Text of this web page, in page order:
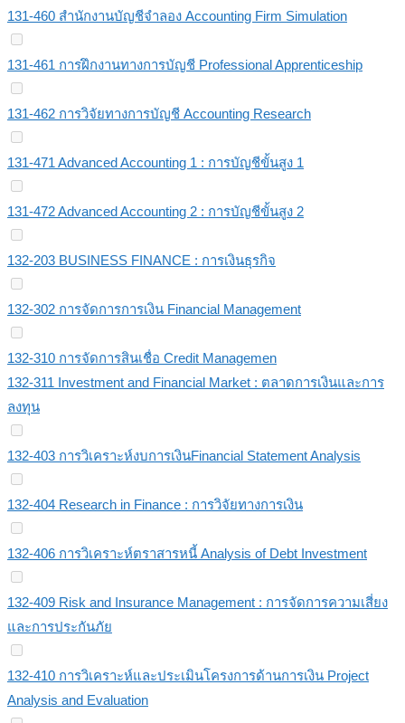
131-460 สำนักงานบัญชีจำลอง Accounting Firm Simulation
131-461 การฝึกงานทางการบัญชี Professional Apprenticeship
131-462 การวิจัยทางการบัญชี Accounting Research
131-471 Advanced Accounting 1 : การบัญชีขั้นสูง 1
131-472 Advanced Accounting 2 : การบัญชีขั้นสูง 2
132-203 BUSINESS FINANCE : การเงินธุรกิจ
132-302 การจัดการการเงิน Financial Management
132-310 การจัดการสินเชื่อ Credit Managemen
132-311 Investment and Financial Market : ตลาดการเงินและการ
ลงทุน
132-403 การวิเคราะห์งบการเงินFinancial Statement Analysis
132-404 Research in Finance : การวิจัยทางการเงิน
132-406 การวิเคราะห์ตราสารหนี้ Analysis of Debt Investment
132-409 Risk and Insurance Management : การจัดการความเสี่ยง
และการประกันภัย
132-410 การวิเคราะห์และประเมินโครงการด้านการเงิน Project
Analysis and Evaluation